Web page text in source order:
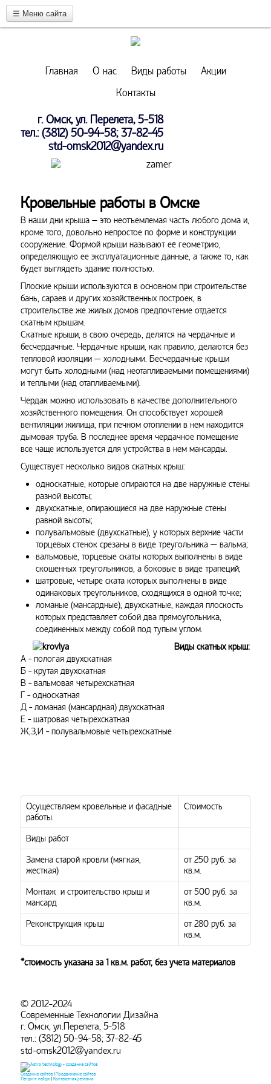
☰ Меню сайта
Главная О нас Виды работы
Акции
Контакты
г. Омск, ул. Перелета, 5-518
тел.: (3812) 50-94-58; 37-82-45
std-omsk2012@yandex.ru
Кровельные работы в Омске
В наши дни крыша – это неотъемлемая часть любого дома и,
кроме того, довольно непростое по форме и конструкции
сооружение. Формой крыши называют её геометрию,
определяющую ее эксплуатационные данные, а также то, как
будет выглядеть здание полностью.
Плоские крыши используются в основном при строительстве
бань, сараев и других хозяйственных построек, в
строительстве же жилых домов предпочтение отдается
скатным крышам.
Скатные крыши, в свою очередь, делятся на чердачные и
бесчердачные. Чердачные крыши, как правило, делаются без
тепловой изоляции — холодными. Бесчердачные крыши
могут быть холодными (над неотапливаемыми помещениями)
и теплыми (над отапливаемыми).
Чердак можно использовать в качестве дополнительного
хозяйственного помещения. Он способствует хорошей
вентиляции жилища, при печном отоплении в нем находится
дымовая труба. В последнее время чердачное помещение
все чаще используется для устройства в нем мансарды.
Существует несколько видов скатных крыш:
односкатные, которые опираются на две наружные стены
разной высоты;
двухскатные, опирающиеся на две наружные стены
равной высоты;
полувалъмовые (двухскатные), у которых верхние части
торцевых стенок срезаны в виде треугольника — вальма;
валъмовые, торцевые скаты которых выполнены в виде
скошенных треугольников, а боковые в виде трапеций;
шатровые, четыре ската которых выполнены в виде
одинаковых треугольников, сходящихся в одной точке;
ломаные (мансардные), двухскатные, каждая плоскость
которых представляет собой два прямоугольника,
соединенных между собой под тупым углом.
Виды скатных крыш:
А - пологая двухскатная
Б - крутая двухскатная
В - вальмовая четырехскатная
Г - односкатная
Д - ломаная (мансардная) двухскатная
Е - шатровая четырехскатная
Ж,З,И - полувальмовые четырехскатные
Осуществляем кровельные и фасадные
работы.
Стоимость
Виды работ
Замена старой кровли (мягкая,
жесткая)
от 250 руб. за
кв.м.
Монтаж и строительство крыш и
мансард
от 500 руб. за
кв.м.
Реконструкция крыш
от 280 руб. за
кв.м.
*стоимость указана за 1 кв.м. работ, без учета материалов
© 2012-2024
Современные Технологии Дизайна
г. Омск, ул.Перелета, 5-518
тел.: (3812) 50-94-58; 37-82-45
std-omsk2012@yandex.ru
Создание сайтов| Продвижение сайтов
Лендинг пейдж Контекстная реклама